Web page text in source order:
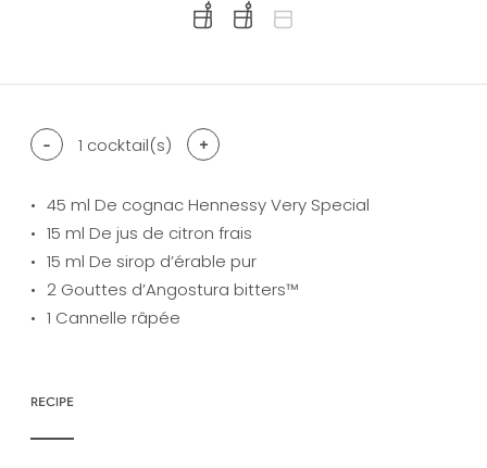
difficulty level: easy
difficulty level: intermediate
- 1 cocktail(s) +
45 ml De cognac Hennessy Very Special
15 ml De jus de citron frais
15 ml De sirop d’érable pur
2 Gouttes d’Angostura bitters™
1 Cannelle râpée
RECIPE